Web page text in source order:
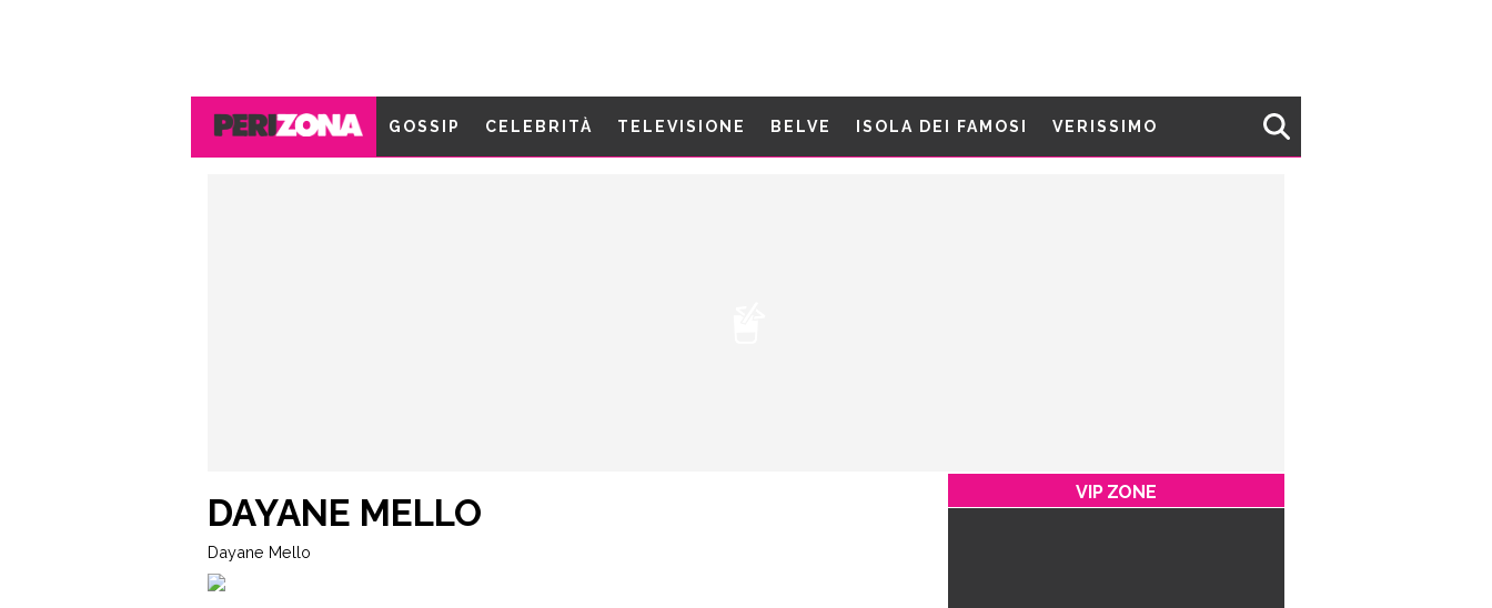
GOSSIP CELEBRITÀ TELEVISIONE BELVE ISOLA DEI FAMOSI VERISSIMO
DAYANE MELLO
Dayane Mello
VIP ZONE